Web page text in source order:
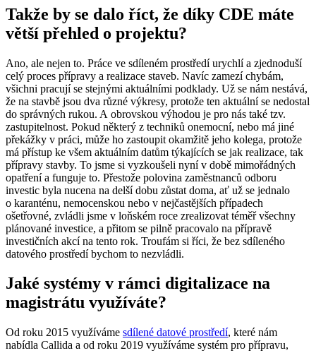
Takže by se dalo říct, že díky CDE máte
větší přehled o projektu?
Ano, ale nejen to. Práce ve sdíleném prostředí urychlí a zjednoduší
celý proces přípravy a realizace staveb. Navíc zamezí chybám,
všichni pracují se stejnými aktuálními podklady. Už se nám nestává,
že na stavbě jsou dva různé výkresy, protože ten aktuální se nedostal
do správných rukou. A obrovskou výhodou je pro nás také tzv.
zastupitelnost. Pokud některý z techniků onemocní, nebo má jiné
překážky v práci, může ho zastoupit okamžitě jeho kolega, protože
má přístup ke všem aktuálním datům týkajících se jak realizace, tak
přípravy stavby. To jsme si vyzkoušeli nyní v době mimořádných
opatření a funguje to. Přestože polovina zaměstnanců odboru
investic byla nucena na delší dobu zůstat doma, ať už se jednalo
o karanténu, nemocenskou nebo v nejčastějších případech
ošetřovné, zvládli jsme v loňském roce zrealizovat téměř všechny
plánované investice, a přitom se pilně pracovalo na přípravě
investičních akcí na tento rok. Troufám si říci, že bez sdíleného
datového prostředí bychom to nezvládli.
Jaké systémy v rámci digitalizace na
magistrátu využíváte?
Od roku 2015 využíváme sdílené datové prostředí, které nám
nabídla Callida a od roku 2019 využíváme systém pro přípravu,